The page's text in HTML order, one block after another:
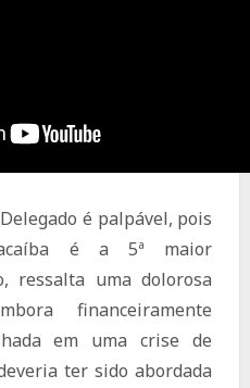
é palpável, pois
é a 5ª maior
ressalta uma dolorosa
financeiramente
em uma crise de
ter sido abordada